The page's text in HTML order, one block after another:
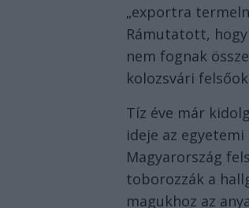
„exportra
Rámutatott,
nem fognak
kolozsvári
Tíz éve már
ideje az
Magyarország
toborozzák a
magukhoz az